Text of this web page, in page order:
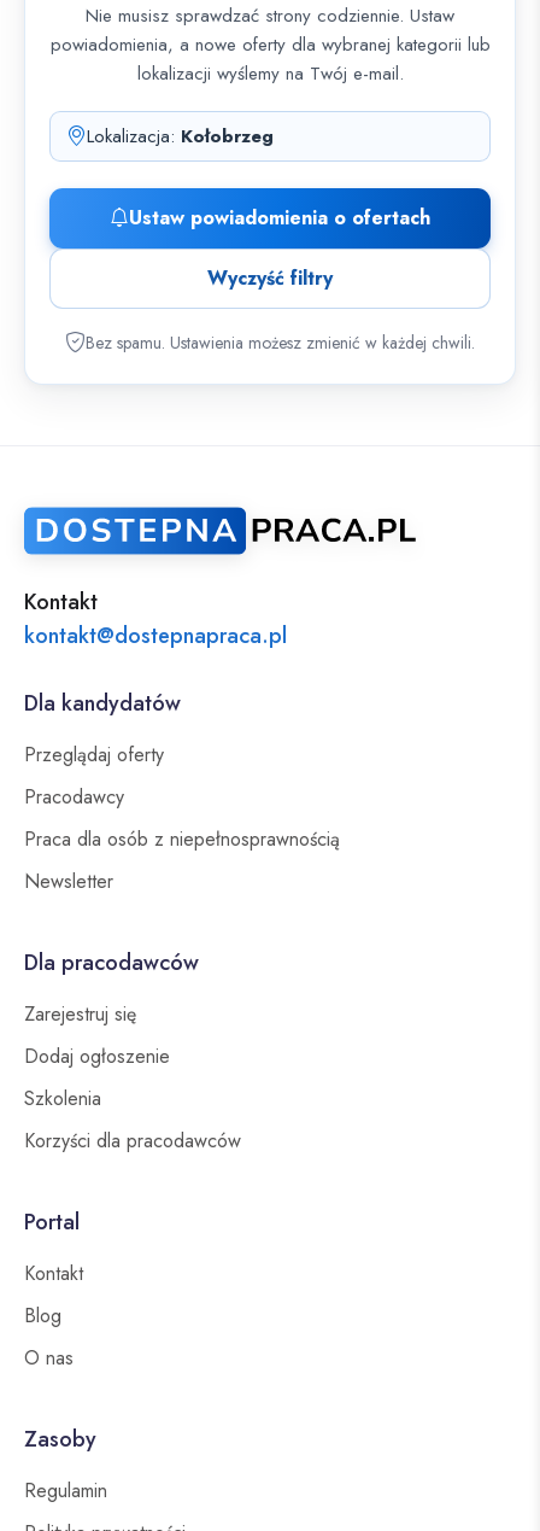
Nie musisz sprawdzać strony codziennie. Ustaw
powiadomienia, a nowe oferty dla wybranej kategorii lub
lokalizacji wyślemy na Twój e-mail.
Lokalizacja: Kołobrzeg
Ustaw powiadomienia o ofertach
Wyczyść filtry
Bez spamu. Ustawienia możesz zmienić w każdej chwili.
Kontakt
kontakt@dostepnapraca.pl
Dla kandydatów
Przeglądaj oferty
Pracodawcy
Praca dla osób z niepełnosprawnością
Newsletter
Dla pracodawców
Zarejestruj się
Dodaj ogłoszenie
Szkolenia
Korzyści dla pracodawców
Portal
Kontakt
Blog
O nas
Zasoby
Regulamin